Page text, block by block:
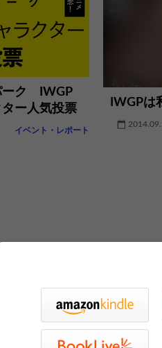
ーク IWGP
ー人気投票
イベント・レポート
IWGPは
だ」
※